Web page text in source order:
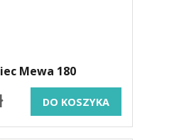
Mewa 180
DO KOSZYKA